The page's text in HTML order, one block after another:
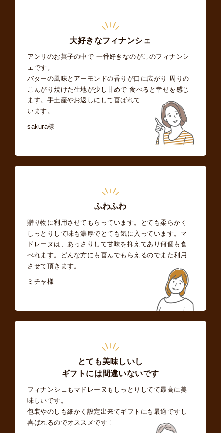
大好きなフィナンシェ
アンリのお菓子の中で 一番好きなのがこのフィナンシ
ェです。
バターの風味とアーモンドの香りが口に広がり 周りの
こんがり焼けた生地が少し甘めで 食べると幸せを感じ
ます。手土産やお返しにして喜ばれて
います。
sakura様
ふわふわ
贈り物に利用させてもらっています。とても柔らかく
しっとりして味も濃厚でとても気に入っています。マ
ドレーヌは、あっさりして甘味を抑えてあり何個も食
べれます。どんな方にも喜んでもらえるのでまた利用
させて頂きます。
ミチャ様
とても美味しいし
ギフトには間違いないです
フィナンシェもマドレーヌもしっとりしてて最高に美
味しいです。
包装やのしも細かく設定出来てギフトにも最適ですし
喜ばれるのでオススメです！